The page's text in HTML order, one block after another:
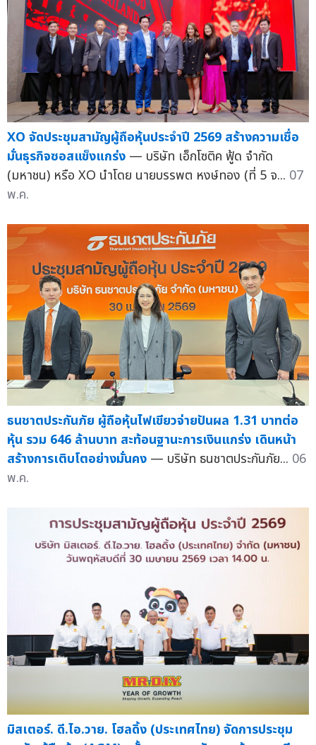
XO จัดประชุมสามัญผู้ถือหุ้นประจำปี 2569 สร้างความเชื่อ
มั่นธุรกิจซอสแข็งแกร่ง — บริษัท เอ็กโซติค ฟู้ด จำกัด
(มหาชน) หรือ XO นำโดย นายบรรพต หงษ์ทอง (ที่ 5 จ... 07
พ.ค.
ธนชาตประกันภัย ผู้ถือหุ้นไฟเขียวจ่ายปันผล 1.31 บาทต่อ
หุ้น รวม 646 ล้านบาท สะท้อนฐานะการเงินแกร่ง เดินหน้า
สร้างการเติบโตอย่างมั่นคง — บริษัท ธนชาตประกันภัย... 06
พ.ค.
มิสเตอร์. ดี.ไอ.วาย. โฮลดิ้ง (ประเทศไทย) จัดการประชุม